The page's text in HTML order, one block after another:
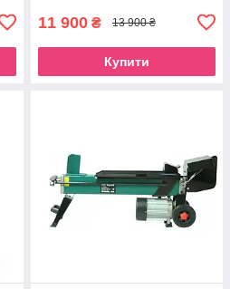
11 900 ₴ 13 900 ₴
Купити